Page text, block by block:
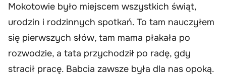
Mokotowie było miejscem wszystkich świąt,
urodzin i rodzinnych spotkań. To tam nauczyłem
się pierwszych słów, tam mama płakała po
rozwodzie, a tata przychodził po radę, gdy
stracił pracę. Babcia zawsze była dla nas opoką.